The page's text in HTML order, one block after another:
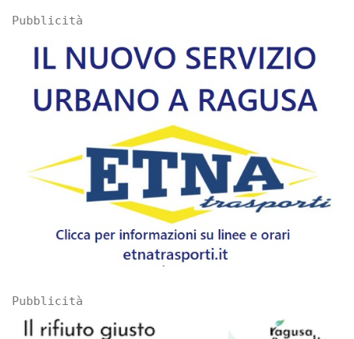
Pubblicità
Pubblicità